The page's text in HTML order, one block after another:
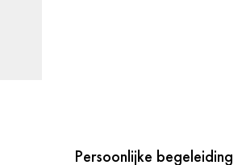
Persoonlijke begeleiding